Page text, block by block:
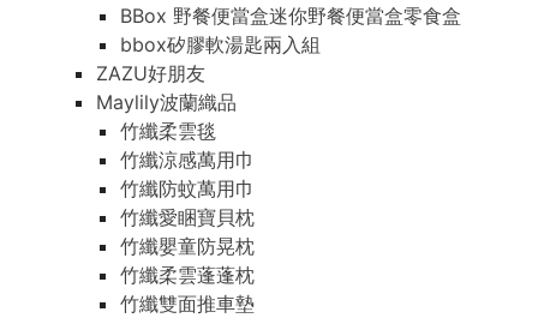
BBox 野餐便當盒迷你野餐便當盒零食盒
bbox矽膠軟湯匙兩入組
ZAZU好朋友
Maylily波蘭織品
竹纖柔雲毯
竹纖涼感萬用巾
竹纖防蚊萬用巾
竹纖愛睏寶貝枕
竹纖嬰童防晃枕
竹纖柔雲蓬蓬枕
竹纖雙面推車墊